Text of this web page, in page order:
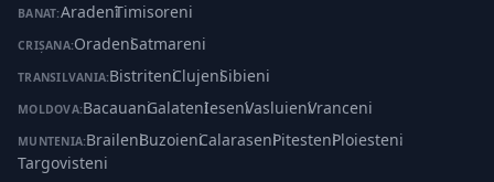
BANAT:Aradeni·Timisoreni
CRIȘANA:Oradeni·Satmareni
TRANSILVANIA:Bistriteni·Clujeni·Sibieni
MOLDOVA:Bacauani·Galateni·Ieseni·Vasluieni·Vranceni
MUNTENIA:Braileni·Buzoieni·Calaraseni·Pitesteni·Ploiesteni·
Targovisteni